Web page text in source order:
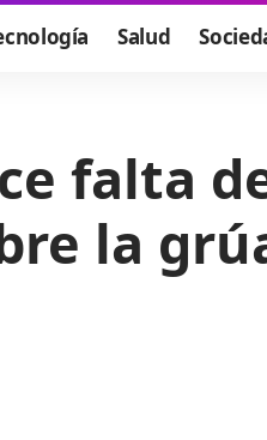
Salud
falta
la